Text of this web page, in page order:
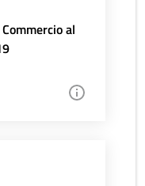
al